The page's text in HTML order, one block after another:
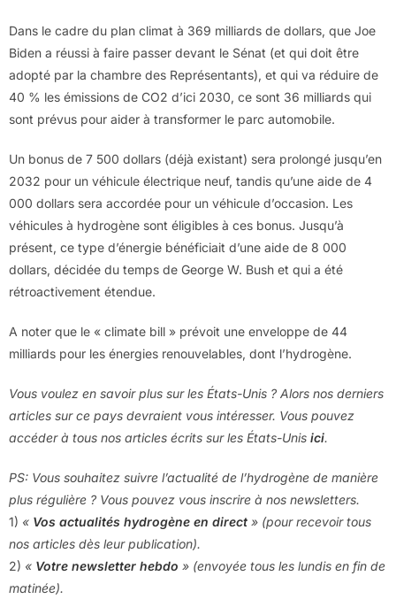
Dans le cadre du plan climat à 369 milliards de dollars, que Joe
Biden a réussi à faire passer devant le Sénat (et qui doit être
adopté par la chambre des Représentants), et qui va réduire de
40 % les émissions de CO2 d’ici 2030, ce sont 36 milliards qui
sont prévus pour aider à transformer le parc automobile.
Un bonus de 7 500 dollars (déjà existant) sera prolongé jusqu’en
2032 pour un véhicule électrique neuf, tandis qu’une aide de 4
000 dollars sera accordée pour un véhicule d’occasion. Les
véhicules à hydrogène sont éligibles à ces bonus. Jusqu’à
présent, ce type d’énergie bénéficiait d’une aide de 8 000
dollars, décidée du temps de George W. Bush et qui a été
rétroactivement étendue.
A noter que le « climate bill » prévoit une enveloppe de 44
milliards pour les énergies renouvelables, dont l’hydrogène.
Vous voulez en savoir plus sur les États-Unis ? Alors nos derniers
articles sur ce pays devraient vous intéresser. Vous pouvez
accéder à tous nos articles écrits sur les États-Unis ici.
PS: Vous souhaitez suivre l’actualité de l’hydrogène de manière
plus régulière ? Vous pouvez vous inscrire à nos newsletters.
1) « Vos actualités hydrogène en direct » (pour recevoir tous
nos articles dès leur publication).
2) « Votre newsletter hebdo » (envoyée tous les lundis en fin de
matinée).